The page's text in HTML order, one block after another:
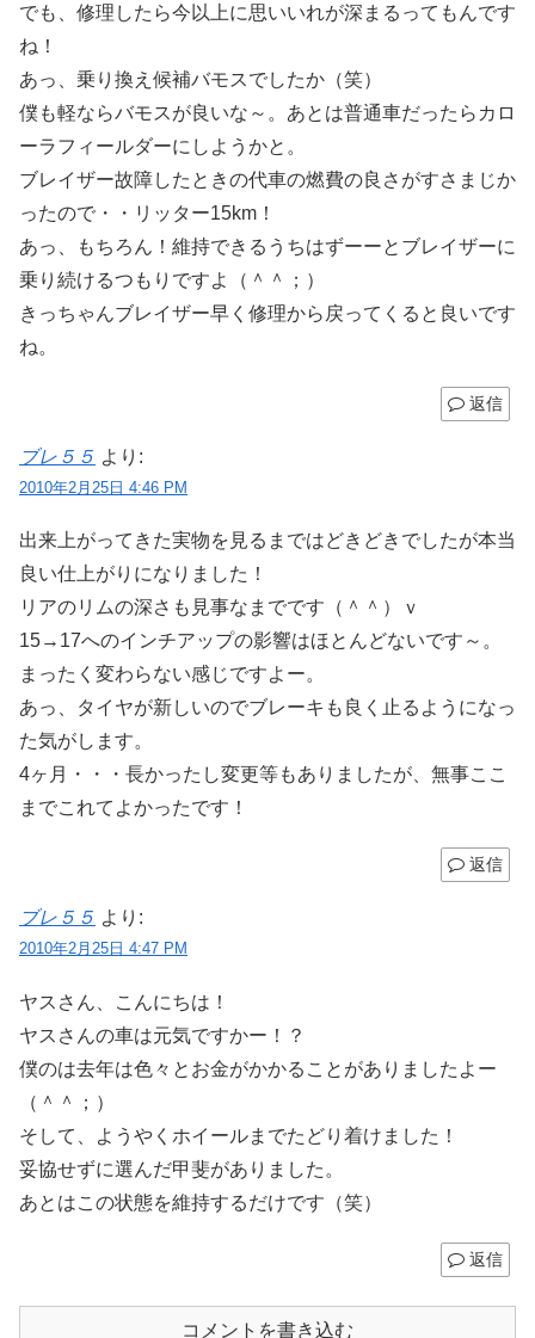
でも、修理したら今以上に思いいれが深まるってもんです
ね！
あっ、乗り換え候補バモスでしたか（笑）
僕も軽ならバモスが良いな～。あとは普通車だったらカロ
ーラフィールダーにしようかと。
ブレイザー故障したときの代車の燃費の良さがすさまじか
ったので・・リッター15km！
あっ、もちろん！維持できるうちはずーーとブレイザーに
乗り続けるつもりですよ（＾＾；）
きっちゃんブレイザー早く修理から戻ってくると良いです
ね。
返信
ブレ５５ より:
2010年2月25日 4:46 PM
出来上がってきた実物を見るまではどきどきでしたが本当
良い仕上がりになりました！
リアのリムの深さも見事なまでです（＾＾）ｖ
15→17へのインチアップの影響はほとんどないです～。
まったく変わらない感じですよー。
あっ、タイヤが新しいのでブレーキも良く止るようになっ
た気がします。
4ヶ月・・・長かったし変更等もありましたが、無事ここ
までこれてよかったです！
返信
ブレ５５ より:
2010年2月25日 4:47 PM
ヤスさん、こんにちは！
ヤスさんの車は元気ですかー！？
僕のは去年は色々とお金がかかることがありましたよー
（＾＾；）
そして、ようやくホイールまでたどり着けました！
妥協せずに選んだ甲斐がありました。
あとはこの状態を維持するだけです（笑）
返信
コメントを書き込む